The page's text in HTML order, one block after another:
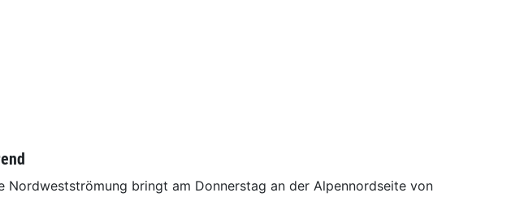
Nordwestströmung bringt am Donnerstag an der Alpennordseite von